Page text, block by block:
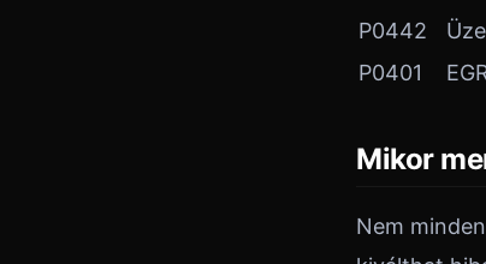
P0442
P0401
Mikor
Nem